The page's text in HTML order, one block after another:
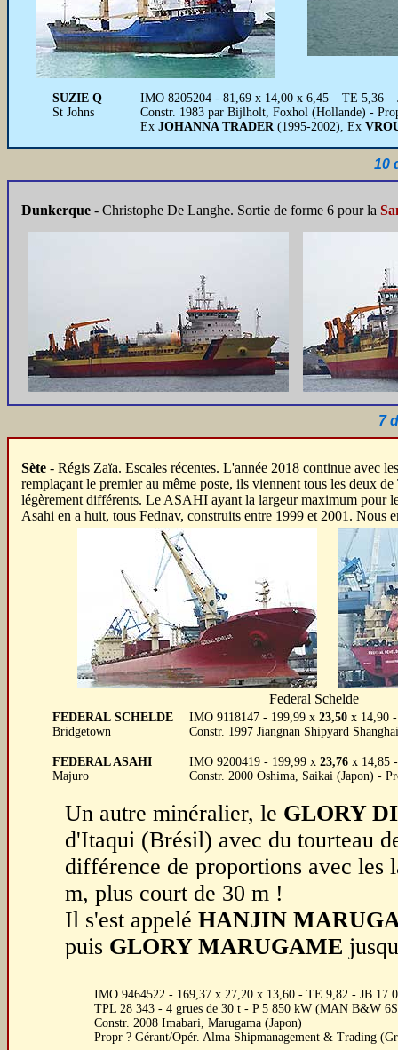
SUZIE Q
St Johns
IMO 8205204 - 81,69 x 14,00 x 6,45 – TE 5,36
Constr. 1983 par Bijlholt, Foxhol (Hollande) -
Ex JOHANNA TRADER(1995-2002), Ex
10
Dunkerque - Christophe De Langhe. Sortie de forme 6 pour la
7
Sète - Régis Zaïa. Escales récentes. L'année 2018 continue avec
remplaçant le premier au même poste, ils viennent tous les deux
légèrement différents. Le ASAHI ayant la largeur maximum pour
Asahi en a huit, tous Fednav, construits entre 1999 et 2001. Nous
Federal Schelde
FEDERAL SCHELDE
Bridgetown
IMO 9118147 - 199,99 x 23,50 x 14,90
Constr. 1997 Jiangnan Shipyard
FEDERAL ASAHI
Majuro
IMO 9200419 - 199,99 x 23,76 x 14,85
Constr. 2000 Oshima, Saikai (Japon) -
Un autre minéralier, le GLORY
d'Itaqui (Brésil) avec du tourteau
différence de proportions avec les
m, plus court de 30 m !
Il s'est appelé HANJIN
puis GLORY MARUGAME
IMO 9464522 - 169,37 x 27,20 x 13,60 - TE 9,82 - JB 17
TPL 28 343 - 4 grues de 30 t - P 5 850 kW (MAN B&W
Constr. 2008 Imabari, Marugama (Japon)
Propr ? Gérant/Opér. Alma Shipmanagement & Trading